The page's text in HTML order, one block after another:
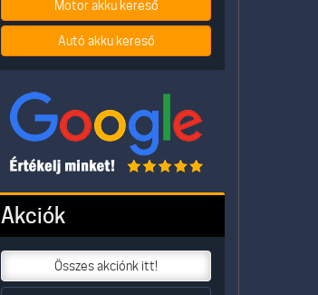
Motor akku kereső
Autó akku kereső
Akciók
Összes akciónk itt!